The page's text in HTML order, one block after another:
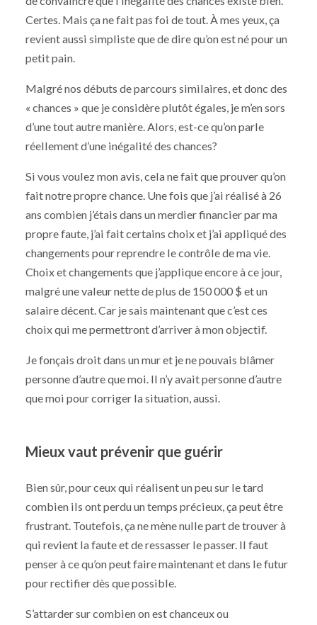
Certes. Mais ça ne fait pas foi de tout. À mes yeux, ça
revient aussi simpliste que de dire qu’on est né pour un
petit pain.
Malgré nos débuts de parcours similaires, et donc des
« chances » que je considère plutôt égales, je m’en sors
d’une tout autre manière. Alors, est-ce qu’on parle
réellement d’une inégalité des chances?
Si vous voulez mon avis, cela ne fait que prouver qu’on
fait notre propre chance. Une fois que j’ai réalisé à 26
ans combien j’étais dans un merdier financier par ma
propre faute, j’ai fait certains choix et j’ai appliqué des
changements pour reprendre le contrôle de ma vie.
Choix et changements que j’applique encore à ce jour,
malgré une valeur nette de plus de 150 000 $ et un
salaire décent. Car je sais maintenant que c’est ces
choix qui me permettront d’arriver à mon objectif.
Je fonçais droit dans un mur et je ne pouvais blâmer
personne d’autre que moi. Il n’y avait personne d’autre
que moi pour corriger la situation, aussi.
Mieux vaut prévenir que guérir
Bien sûr, pour ceux qui réalisent un peu sur le tard
combien ils ont perdu un temps précieux, ça peut être
frustrant. Toutefois, ça ne mène nulle part de trouver à
qui revient la faute et de ressasser le passer. Il faut
penser à ce qu’on peut faire maintenant et dans le futur
pour rectifier dès que possible.
S’attarder sur combien on est chanceux ou